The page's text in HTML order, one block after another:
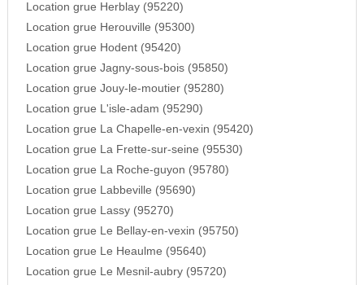
Location grue Herblay (95220)
Location grue Herouville (95300)
Location grue Hodent (95420)
Location grue Jagny-sous-bois (95850)
Location grue Jouy-le-moutier (95280)
Location grue L'isle-adam (95290)
Location grue La Chapelle-en-vexin (95420)
Location grue La Frette-sur-seine (95530)
Location grue La Roche-guyon (95780)
Location grue Labbeville (95690)
Location grue Lassy (95270)
Location grue Le Bellay-en-vexin (95750)
Location grue Le Heaulme (95640)
Location grue Le Mesnil-aubry (95720)